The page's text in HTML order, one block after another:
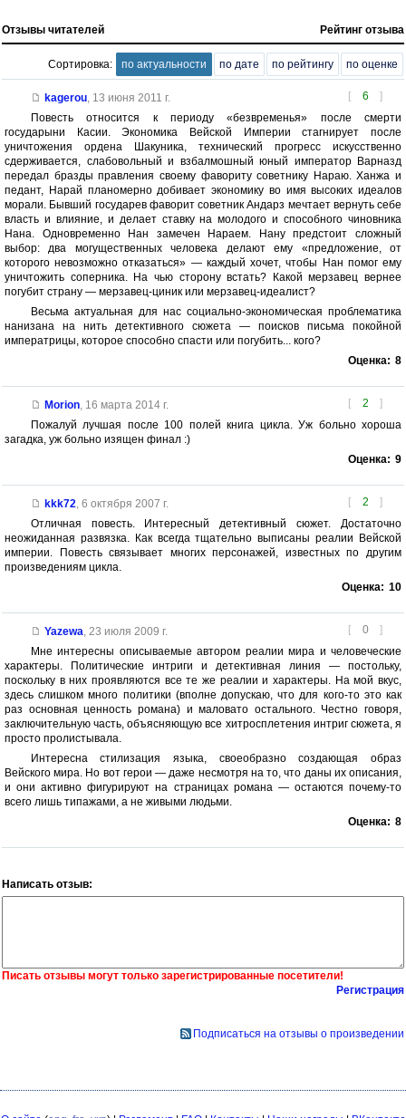
Отзывы читателей Рейтинг отзыва
Сортировка: по актуальности по дате по рейтингу по оценке
[ 6 ]
kagerou, 13 июня 2011 г.
Повесть относится к периоду «безвременья» после смерти
государыни Касии. Экономика Вейской Империи стагнирует после
уничтожения ордена Шакуника, технический прогресс искусственно
сдерживается, слабовольный и взбалмошный юный император Варназд
передал бразды правления своему фавориту советнику Нараю. Ханжа и
педант, Нарай планомерно добивает экономику во имя высоких идеалов
морали. Бывший государев фаворит советник Андарз мечтает вернуть себе
власть и влияние, и делает ставку на молодого и способного чиновника
Нана. Одновременно Нан замечен Нараем. Нану предстоит сложный
выбор: два могущественных человека делают ему «предложение, от
которого невозможно отказаться» — каждый хочет, чтобы Нан помог ему
уничтожить соперника. На чью сторону встать? Какой мерзавец вернее
погубит страну — мерзавец-циник или мерзавец-идеалист?
Весьма актуальная для нас социально-экономическая проблематика
нанизана на нить детективного сюжета — поисков письма покойной
императрицы, которое способно спасти или погубить... кого?
Оценка: 8
[ 2 ]
Morion, 16 марта 2014 г.
Пожалуй лучшая после 100 полей книга цикла. Уж больно хороша
загадка, уж больно изящен финал :)
Оценка: 9
[ 2 ]
kkk72, 6 октября 2007 г.
Отличная повесть. Интересный детективный сюжет. Достаточно
неожиданная развязка. Как всегда тщательно выписаны реалии Вейской
империи. Повесть связывает многих персонажей, известных по другим
произведениям цикла.
Оценка: 10
[ 0 ]
Yazewa, 23 июля 2009 г.
Мне интересны описываемые автором реалии мира и человеческие
характеры. Политические интриги и детективная линия — постольку,
поскольку в них проявляются все те же реалии и характеры. На мой вкус,
здесь слишком много политики (вполне допускаю, что для кого-то это как
раз основная ценность романа) и маловато остального. Честно говоря,
заключительную часть, объясняющую все хитросплетения интриг сюжета, я
просто пролистывала.
Интересна стилизация языка, своеобразно создающая образ
Вейского мира. Но вот герои — даже несмотря на то, что даны их описания,
и они активно фигурируют на страницах романа — остаются почему-то
всего лишь типажами, а не живыми людьми.
Оценка: 8
Написать отзыв:
Писать отзывы могут только зарегистрированные посетители!
Регистрация
Подписаться на отзывы о произведении